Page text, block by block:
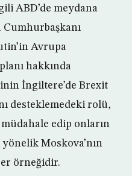
ABD’de meydana
Cumhurbaşkanı
Avrupa
hakkında
İngiltere’de Brexit
desteklemedeki rolü,
edip onların
Moskova’nın
örneğidir.